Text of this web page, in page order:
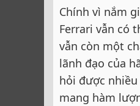
Chính vì nắm
Ferrari vẫn có
vẫn còn một
lãnh đạo của
hỏi được
mang hàm